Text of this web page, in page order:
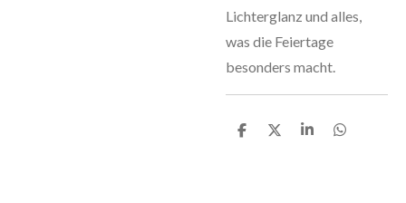
Lichterglanz und alles,
was die Feiertage
besonders macht.
T
T
T
T